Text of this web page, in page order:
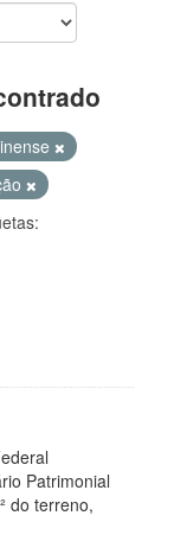
Patrimonial
do terreno,